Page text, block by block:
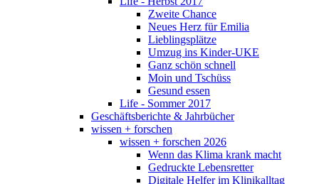
Zweite Chance
Neues Herz für Emilia
Lieblingsplätze
Umzug ins Kinder-UKE
Ganz schön schnell
Moin und Tschüss
Gesund essen
Life - Sommer 2017
Geschäftsberichte & Jahrbücher
wissen + forschen
wissen + forschen 2026
Wenn das Klima krank macht
Gedruckte Lebensretter
Digitale Helfer im Klinikalltag